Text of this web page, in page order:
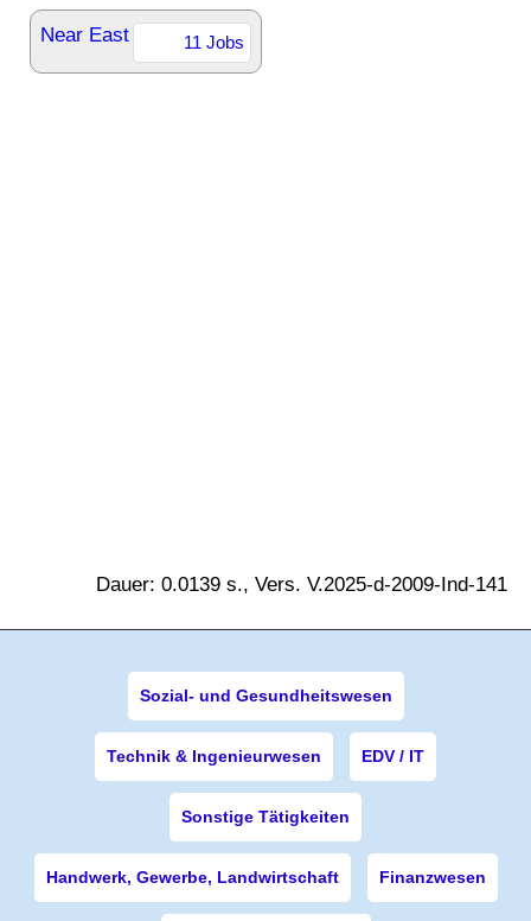
Near East 11 Jobs
Dauer: 0.0139 s., Vers. V.2025-d-2009-Ind-141
Sozial- und Gesundheitswesen
Technik & Ingenieurwesen EDV / IT
Sonstige Tätigkeiten
Handwerk, Gewerbe, Landwirtschaft Finanzwesen